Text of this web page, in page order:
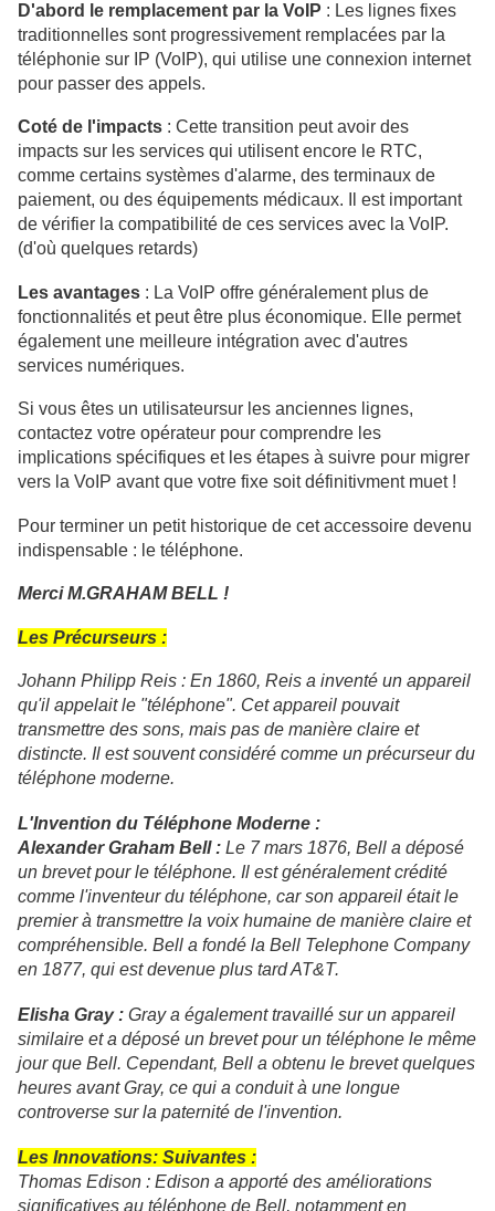
D'abord le remplacement par la VoIP : Les lignes fixes
traditionnelles sont progressivement remplacées par la
téléphonie sur IP (VoIP), qui utilise une connexion internet
pour passer des appels.
Coté de l'impacts : Cette transition peut avoir des
impacts sur les services qui utilisent encore le RTC,
comme certains systèmes d'alarme, des terminaux de
paiement, ou des équipements médicaux. Il est important
de vérifier la compatibilité de ces services avec la VoIP.
(d'où quelques retards)
Les avantages : La VoIP offre généralement plus de
fonctionnalités et peut être plus économique. Elle permet
également une meilleure intégration avec d'autres
services numériques.
Si vous êtes un utilisateursur les anciennes lignes,
contactez votre opérateur pour comprendre les
implications spécifiques et les étapes à suivre pour migrer
vers la VoIP avant que votre fixe soit définitivment muet !
Pour terminer un petit historique de cet accessoire devenu
indispensable : le téléphone.
Merci M.GRAHAM BELL !
Les Précurseurs :
Johann Philipp Reis : En 1860, Reis a inventé un appareil
qu'il appelait le "téléphone". Cet appareil pouvait
transmettre des sons, mais pas de manière claire et
distincte. Il est souvent considéré comme un précurseur du
téléphone moderne.
L'Invention du Téléphone Moderne :
Alexander Graham Bell : Le 7 mars 1876, Bell a déposé
un brevet pour le téléphone. Il est généralement crédité
comme l'inventeur du téléphone, car son appareil était le
premier à transmettre la voix humaine de manière claire et
compréhensible. Bell a fondé la Bell Telephone Company
en 1877, qui est devenue plus tard AT&T.
Elisha Gray : Gray a également travaillé sur un appareil
similaire et a déposé un brevet pour un téléphone le même
jour que Bell. Cependant, Bell a obtenu le brevet quelques
heures avant Gray, ce qui a conduit à une longue
controverse sur la paternité de l'invention.
Les Innovations: Suivantes :
Thomas Edison : Edison a apporté des améliorations
significatives au téléphone de Bell, notamment en